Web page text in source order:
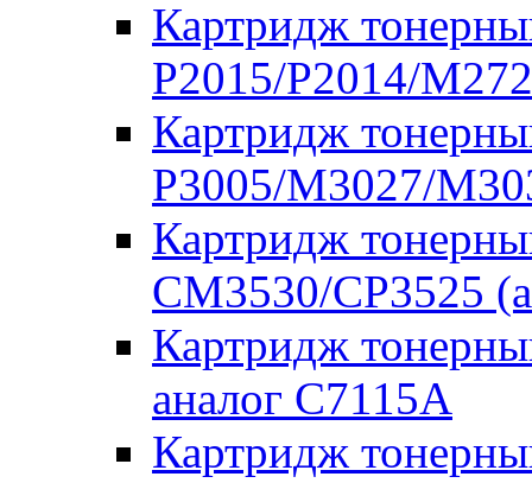
Картридж
P2015/P2014/
Картридж
P3005/M3027/
Картридж
CM3530/CP3525
Картридж
аналог C7115A
Картридж